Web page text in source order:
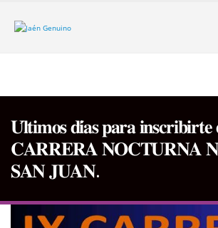
𝐔́𝐥𝐭𝐢𝐦𝐨𝐬 𝐝𝐢́𝐚𝐬 𝐩𝐚𝐫𝐚
𝐂𝐀𝐑𝐑𝐄𝐑𝐀 𝐍𝐎𝐂𝐓𝐔𝐑𝐍𝐀
𝐒𝐀𝐍 𝐉𝐔𝐀𝐍.